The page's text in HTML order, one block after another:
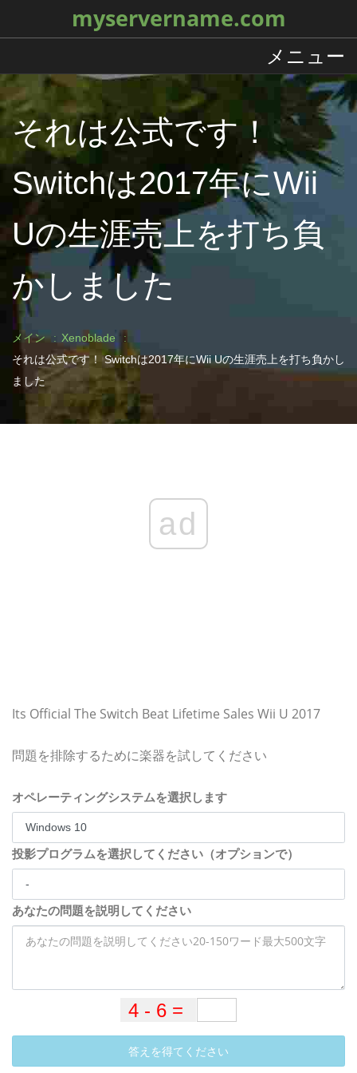
myservername.com
メニュー
それは公式です！
Switchは2017年にWii
Uの生涯売上を打ち負
かしました
メイン
Xenoblade
それは公式です！ Switchは2017年にWii Uの生涯売上を打ち負かし
ました
ad
Its Official The Switch Beat Lifetime Sales Wii U 2017
問題を排除するために楽器を試してください
オペレーティングシステムを選択します
投影プログラムを選択してください（オプションで）
あなたの問題を説明してください
答えを得てください